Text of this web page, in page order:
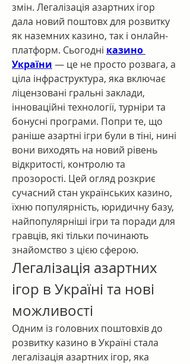
змін. Легалізація азартних ігор
дала новий поштовх для розвитку
як наземних казино, так і онлайн-
платформ. Сьогодні казино
України — це не просто розвага, а
ціла інфраструктура, яка включає
ліцензовані гральні заклади,
інноваційні технології, турніри та
бонусні програми. Попри те, що
раніше азартні ігри були в тіні, нині
вони виходять на новий рівень
відкритості, контролю та
прозорості. Цей огляд розкриє
сучасний стан українських казино,
їхню популярність, юридичну базу,
найпопулярніші ігри та поради для
гравців, які тільки починають
знайомство з цією сферою.
Легалізація азартних
ігор в Україні та нові
можливості
Одним із головних поштовхів до
розвитку казино в Україні стала
легалізація азартних ігор, яка